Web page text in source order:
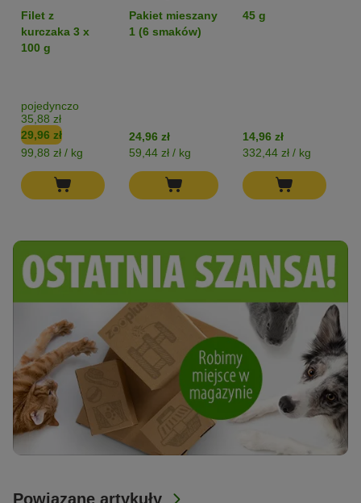
Powiązane artykuły
Filet z
kurczaka 3 x
100 g
pojedynczo
35,88 zł
29,96 zł
99,88 zł / kg
Pakiet mieszany
1 (6 smaków)
24,96 zł
59,44 zł / kg
liofilizowane
serca kurze
45 g
14,96 zł
332,44 zł / kg